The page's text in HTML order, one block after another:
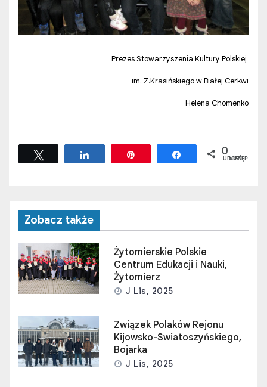
Prezes Stowarzyszenia Kultury Polskiej
im. Z.Krasińskiego w Białej Cerkwi
Helena Chomenko
Udostępnij Udostępnij
0
UDOSTĘPNIEŃ
Zobacz także
Żytomierskie Polskie
Centrum Edukacji i Nauki,
Żytomierz
J Lis, 2025
Związek Polaków Rejonu
Kijowsko-Swiatoszyńskiego,
Bojarka
J Lis, 2025